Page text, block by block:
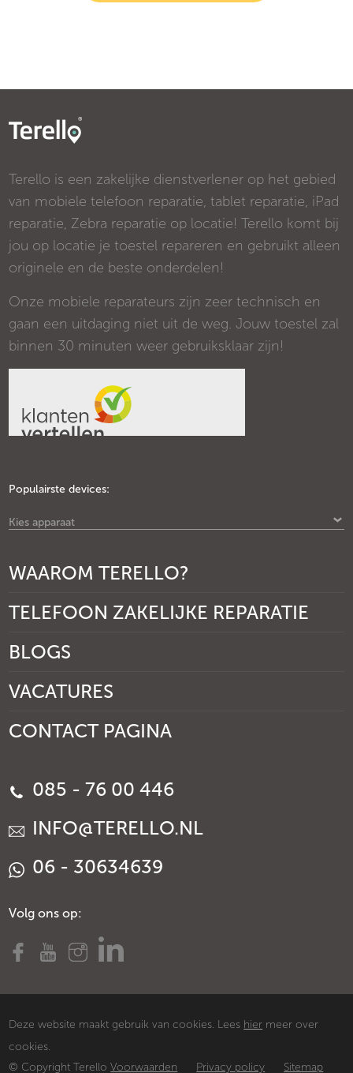
Terello is een zakelijke dienstverlener op het gebied
van mobiele telefoon reparatie, tablet reparatie, iPad
reparatie, Zebra reparatie op locatie! Terello komt bij
jou op locatie je toestel repareren en gebruikt alleen
originele en de beste onderdelen!
Onze mobiele reparateurs zijn zeer technisch en
gaan een uitdaging niet uit de weg. Jouw toestel zal
binnen 30 minuten weer gebruiksklaar zijn!
Populairste devices:
Kies apparaat
WAAROM TERELLO?
TELEFOON ZAKELIJKE REPARATIE
BLOGS
VACATURES
CONTACT PAGINA
085 - 76 00 446
INFO@TERELLO.NL
06 - 30634639
Volg ons op:
Deze website maakt gebruik van cookies. Lees hier meer over
cookies.
© Copyright TerelloVoorwaarden Privacy policy Sitemap